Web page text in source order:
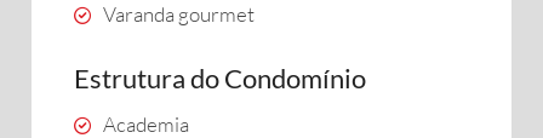
Varanda gourmet
Estrutura do Condomínio
Academia